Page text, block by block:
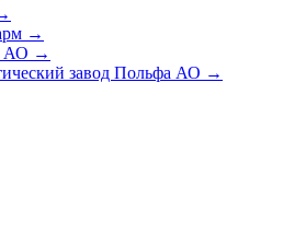
→
АО →
завод Польфа АО →